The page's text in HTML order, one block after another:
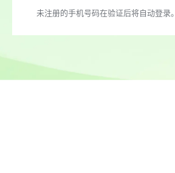
未注册的手机号码在验证后将自动登录。